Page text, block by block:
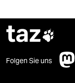
taz
Folgen Sie uns